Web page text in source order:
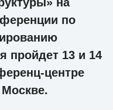
по
пройдет 13 и 14
центре